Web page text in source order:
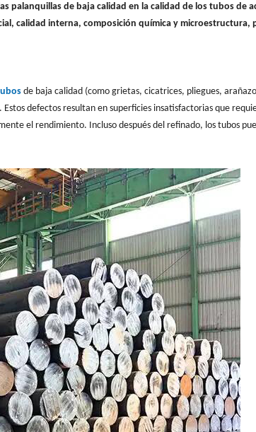
palanquillas de baja calidad en la calidad de los tubos de
calidad interna, composición química y microestructura,
de baja calidad (como grietas, cicatrices, pliegues,
defectos resultan en superficies insatisfactorias que
el rendimiento. Incluso después del refinado, los tubos